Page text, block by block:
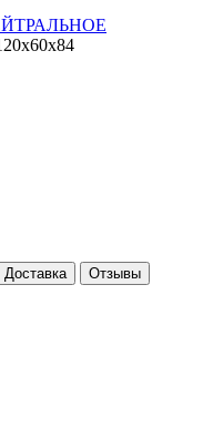
Доставка
Отзывы